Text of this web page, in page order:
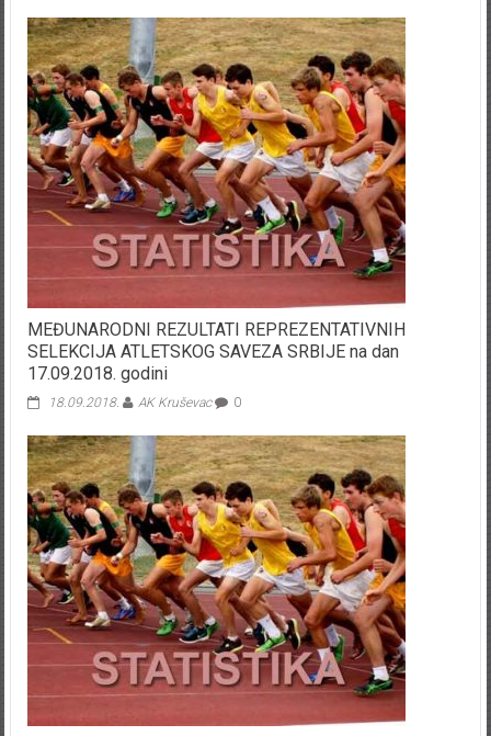
MEĐUNARODNI REZULTATI REPREZENTATIVNIH
SELEKCIJA ATLETSKOG SAVEZA SRBIJE na dan
17.09.2018. godini
18.09.2018. AK Kruševac 0